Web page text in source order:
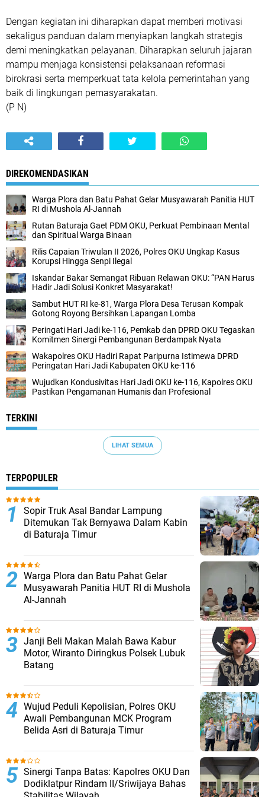
Dengan kegiatan ini diharapkan dapat memberi motivasi
sekaligus panduan dalam menyiapkan langkah strategis
demi meningkatkan pelayanan. Diharapkan seluruh jajaran
mampu menjaga konsistensi pelaksanaan reformasi
birokrasi serta memperkuat tata kelola pemerintahan yang
baik di lingkungan pemasyarakatan.
(P N)
DIREKOMENDASIKAN
Warga Plora dan Batu Pahat Gelar Musyawarah Panitia HUT
RI di Mushola Al-Jannah
Rutan Baturaja Gaet PDM OKU, Perkuat Pembinaan Mental
dan Spiritual Warga Binaan
Rilis Capaian Triwulan II 2026, Polres OKU Ungkap Kasus
Korupsi Hingga Senpi Ilegal
Iskandar Bakar Semangat Ribuan Relawan OKU: “PAN Harus
Hadir Jadi Solusi Konkret Masyarakat!
Sambut HUT RI ke-81, Warga Plora Desa Terusan Kompak
Gotong Royong Bersihkan Lapangan Lomba
Peringati Hari Jadi ke-116, Pemkab dan DPRD OKU Tegaskan
Komitmen Sinergi Pembangunan Berdampak Nyata
Wakapolres OKU Hadiri Rapat Paripurna Istimewa DPRD
Peringatan Hari Jadi Kabupaten OKU ke-116
Wujudkan Kondusivitas Hari Jadi OKU ke-116, Kapolres OKU
Pastikan Pengamanan Humanis dan Profesional
TERKINI
LIHAT SEMUA
TERPOPULER
Sopir Truk Asal Bandar Lampung
Ditemukan Tak Bernyawa Dalam Kabin
di Baturaja Timur
Warga Plora dan Batu Pahat Gelar
Musyawarah Panitia HUT RI di Mushola
Al-Jannah
Janji Beli Makan Malah Bawa Kabur
Motor, Wiranto Diringkus Polsek Lubuk
Batang
Wujud Peduli Kepolisian, Polres OKU
Awali Pembangunan MCK Program
Belida Asri di Baturaja Timur
Sinergi Tanpa Batas: Kapolres OKU Dan
Dodiklatpur Rindam II/Sriwijaya Bahas